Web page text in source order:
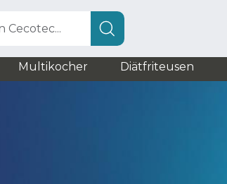
Cecotec...
Multikocher Diätfriteusen